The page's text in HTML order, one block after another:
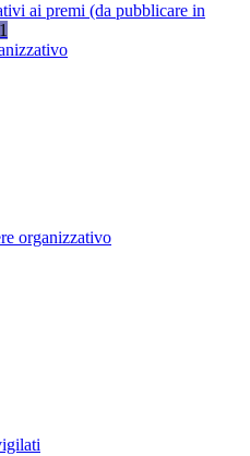
ai premi (da pubblicare in
1
organizzativo